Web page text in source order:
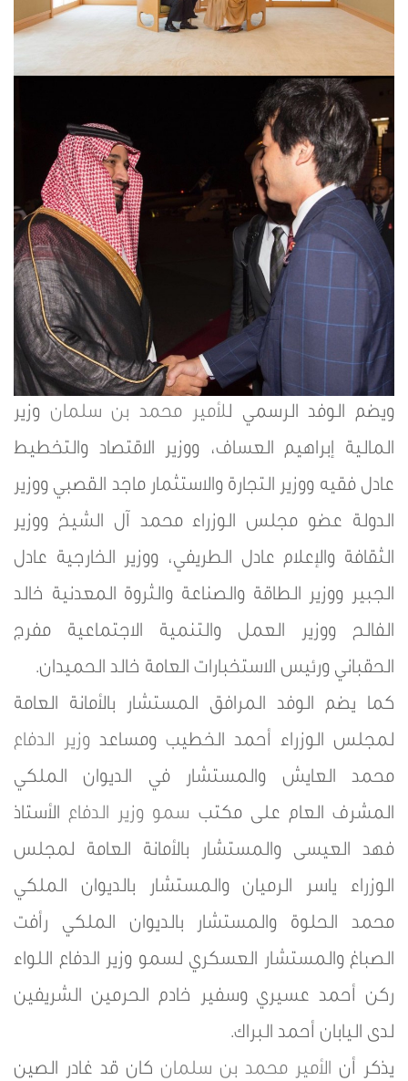
ويضم الوفد الرسمي للأمير محمد بن سلمان وزير
المالية إبراهيم العساف، ووزير الاقتصاد والتخطيط
عادل فقيه ووزير التجارة والاستثمار ماجد القصبي ووزير
الدولة عضو مجلس الوزراء محمد آل الشيخ ووزير
الثقافة والإعلام عادل الطريفي، ووزير الخارجية عادل
الجبير ووزير الطاقة والصناعة والثروة المعدنية خالد
الفالح ووزير العمل والتنمية الاجتماعية مفرج
الحقباني ورئيس الاستخبارات العامة خالد الحميدان.
كما يضم الوفد المرافق المستشار بالأمانة العامة
لمجلس الوزراء أحمد الخطيب ومساعد وزير الدفاع
محمد العايش والمستشار في الديوان الملكي
المشرف العام على مكتب سمو وزير الدفاعالأستاذ
فهد العيسى والمستشار بالأمانة العامة لمجلس
الوزراء ياسر الرميان والمستشار بالديوان الملكي
محمد الحلوة والمستشار بالديوان الملكي رأفت
الصباغ والمستشار العسكري لسمو وزير الدفاع اللواء
ركن أحمد عسيري وسفير خادم الحرمين الشريفين
لدى اليابان أحمد البراك.
يذكر أن الأمير محمد بن سلمان كان قد غادر الصين